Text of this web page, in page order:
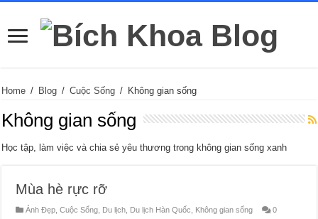
Home / Blog / Cuộc Sống / Không gian sống
Không gian sống
Học tập, làm việc và chia sẻ yêu thương trong không gian sống xanh
Mùa hè rực rỡ
Ảnh Đẹp ,Cuộc Sống Du lịch Du lịch Hàn Quốc Không gian sống 0